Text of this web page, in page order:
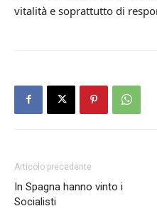
vitalità e soprattutto di
Articolo precedente
In Spagna hanno vinto i
Socialisti